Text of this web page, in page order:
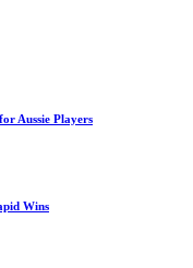
Aussie Players
Wins